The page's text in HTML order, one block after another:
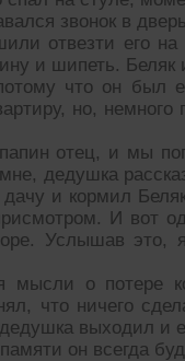
звонок в
отвезти его
и шипеть.
что он
но,
отец, и мы
дедушка
и кормил
И вот
Услышав это,
мысли о потере
что ничего
выходил и
он всегда